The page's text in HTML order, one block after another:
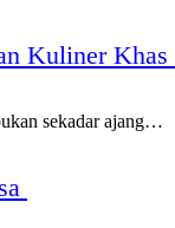
Kuliner Khas
sekadar ajang…